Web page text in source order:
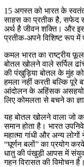
15 अगस्त को भारत के
साहस का प्रतीक है, सफेद
अर्थ है जीवन शक्ति। और
प्रतीक-अपने विशिष्ट रूप में
कमल भारत का राष्ट्रीय
बोतल खोलने वाले सर्पिल
की पंखुड़िया बोतल के मुंह
हमला नहीं करती बल्कि
आंदोलन के अहिंसक असहयोग
लिए कोमलता से बचने का
यह बोतल खोलने वाला जो
समान होता है। भारत
महात्मा गांधी और अन्य
“घूर्णन बलों” का प्रयोग
धातु की पंखुड़ी आपस में
गहन विरासत की विमोचन है।